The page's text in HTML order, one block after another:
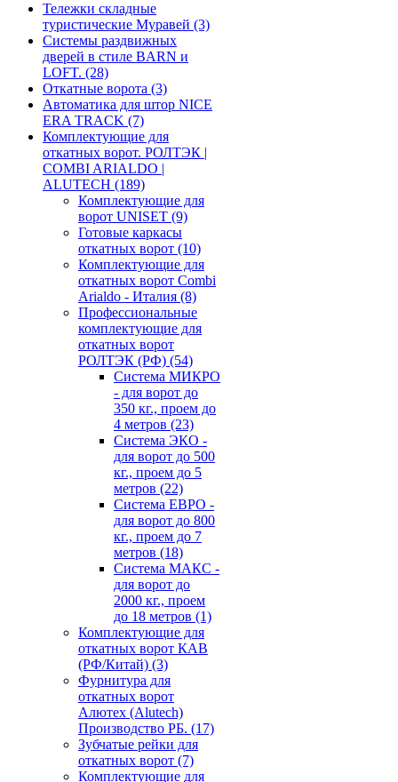
Тележки складные
туристические Муравей (3)
Системы раздвижных
дверей в стиле BARN и
LOFT. (28)
Откатные ворота (3)
Автоматика для штор NICE
ERA TRACK (7)
Комплектующие для
откатных ворот. РОЛТЭК |
COMBI ARIALDO |
ALUTECH (189)
Комплектующие для
ворот UNISET (9)
Готовые каркасы
откатных ворот (10)
Комплектующие для
откатных ворот Combi
Arialdo - Италия (8)
Профессиональные
комплектующие для
откатных ворот
РОЛТЭК (РФ) (54)
Система МИКРО
- для ворот до
350 кг., проем до
4 метров (23)
Система ЭКО -
для ворот до 500
кг., проем до 5
метров (22)
Система ЕВРО -
для ворот до 800
кг., проем до 7
метров (18)
Система МАКС -
для ворот до
2000 кг., проем
до 18 метров (1)
Комплектующие для
откатных ворот КАВ
(РФ/Китай) (3)
Фурнитура для
откатных ворот
Алютех (Alutech)
Производство РБ. (17)
Зубчатые рейки для
откатных ворот (7)
Комплектующие для